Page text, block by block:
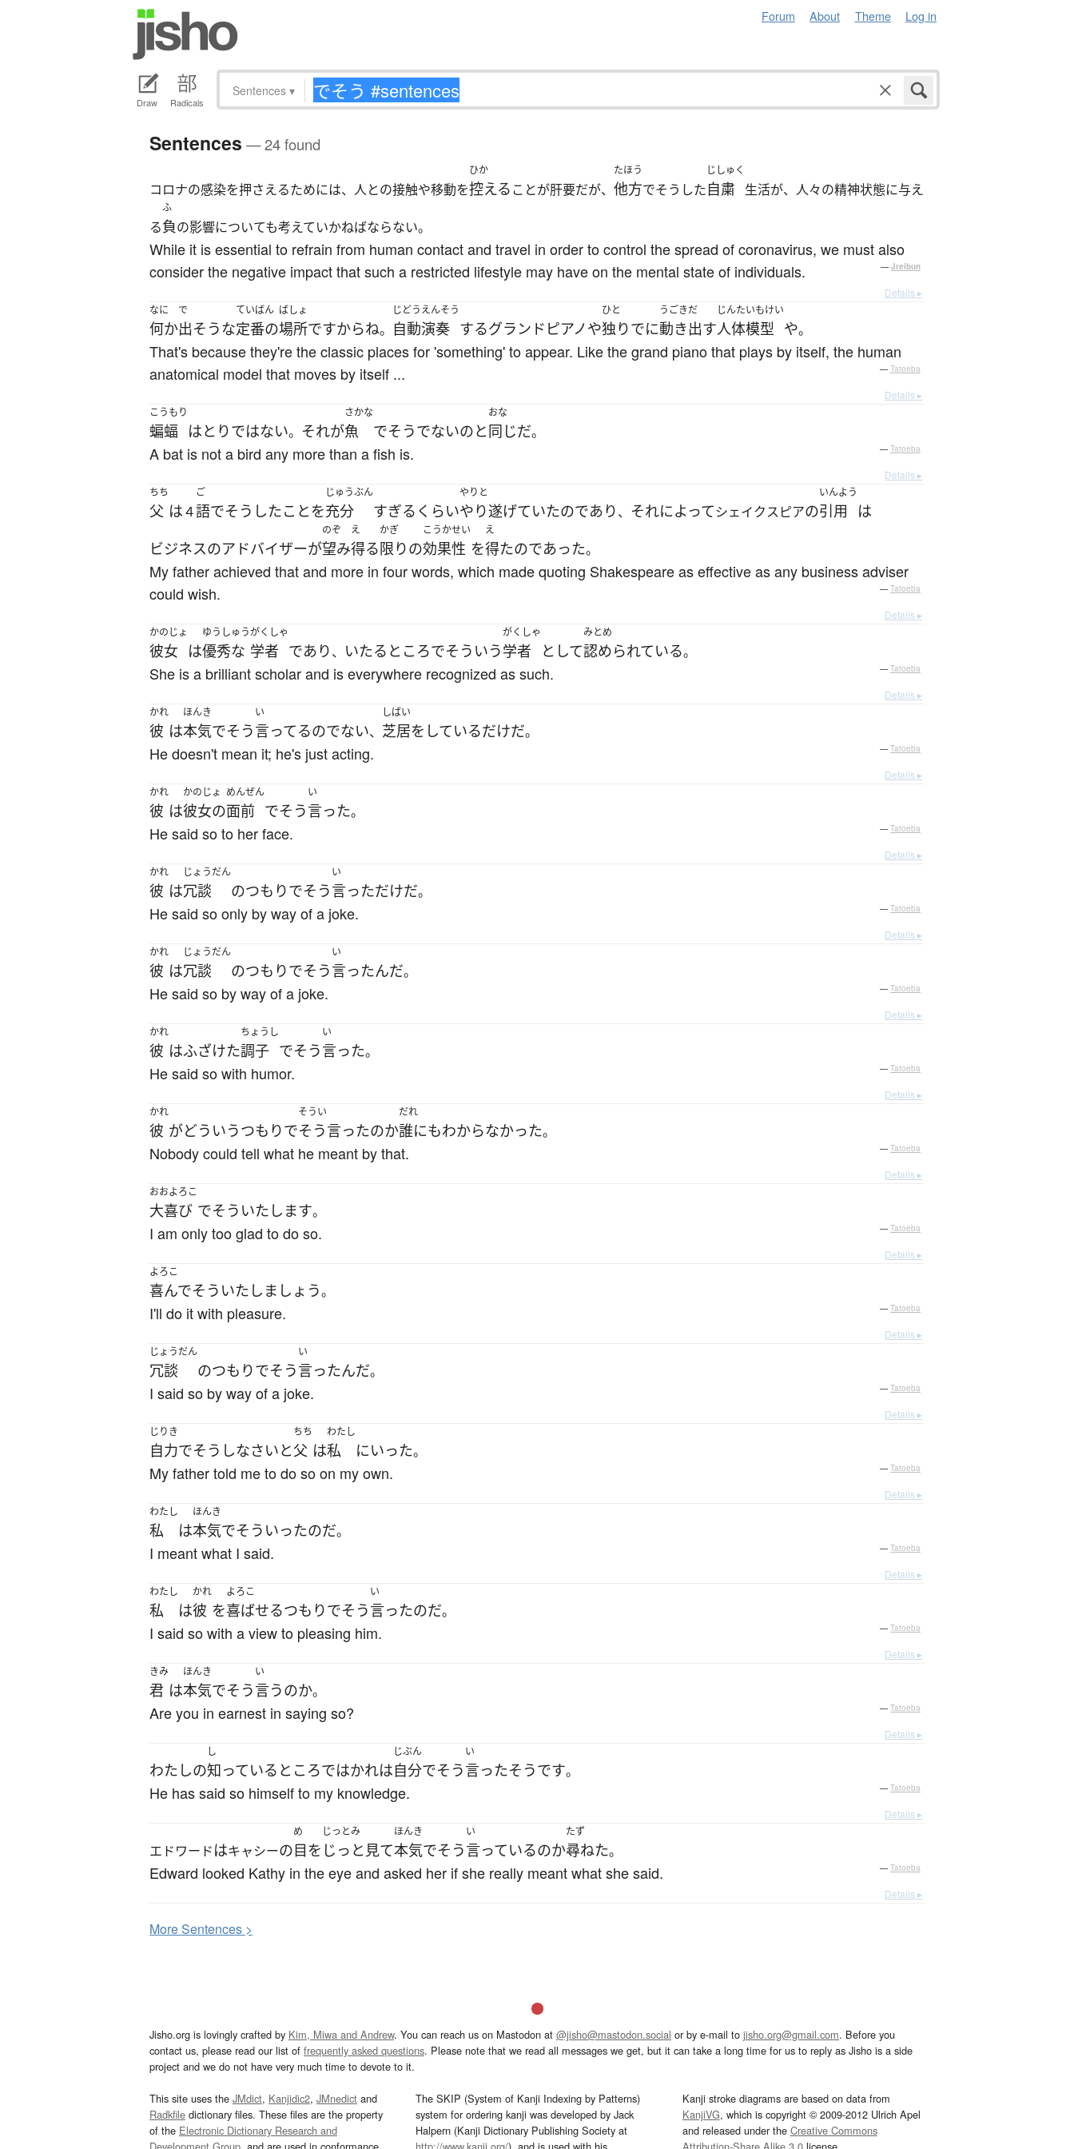
Forum About Theme Log in
Draw Radicals
Sentences ▾
Sentences — 24 found
コロナの感染を押さえるためには、人との接触や移動を
ひか
控えることが肝要だが、
たほう
他方でそうした
じしゅく
自粛 生活が、人々の精神状態に与え
る
ふ
負の影響についても考えていかねばならない。
While it is essential to refrain from human contact and travel in order to control the spread of coronavirus, we must also
consider the negative impact that such a restricted lifestyle may have on the mental state of individuals.
— Jreibun
Details ▸
なに
何か
で
出そうな
ていばん
定番の
ばしょ
場所ですからね。
じどう
自動
えんそう
演奏 するグランドピアノや
ひと
独りでに
うごきだ
動き出す
じんたいもけい
人体模型 や。
That's because they're the classic places for 'something' to appear. Like the grand piano that plays by itself, the human
anatomical model that moves by itself ...
— Tatoeba
Details ▸
こうもり
蝙蝠 はとりではない。 それが
さかな
魚 でそうでないのと
おな
同じだ。
A bat is not a bird any more than a fish is. — Tatoeba
Details ▸
ちち
父 は４
ご
語でそうしたことを
じゅうぶん
充分 すぎる くらい
やりと
やり遂げていたのであり、 それによってシェイクスピアの
いんよう
引用
は
ビジネスのアドバイザーが
のぞ
望み
え
得る
かぎ
限りの
こうか
効果
せい
性 を
え
得たのであった。
My father achieved that and more in four words, which made quoting Shakespeare as effective as any business adviser
could wish.
— Tatoeba
Details ▸
かのじょ
彼女 は
ゆうしゅう
優秀な
がくしゃ
学者 であり、 いたるところでそういう
がくしゃ
学者 として
みとめ
認められている。
She is a brilliant scholar and is everywhere recognized as such. — Tatoeba
Details ▸
かれ
彼 は
ほんき
本気でそう
い
言ってるのでない、
しばい
芝居を しているだけだ。
He doesn't mean it; he's just acting. — Tatoeba
Details ▸
かれ
彼 は
かのじょ
彼女の
めんぜん
面前 でそう
い
言った。
He said so to her face. — Tatoeba
Details ▸
かれ
彼 は
じょうだん
冗談 のつもりでそう
い
言っただけだ。
He said so only by way of a joke. — Tatoeba
Details ▸
かれ
彼 は
じょうだん
冗談 のつもりでそう
い
言ったんだ。
He said so by way of a joke. — Tatoeba
Details ▸
かれ
彼 はふざけた
ちょうし
調子 でそう
い
言った。
He said so with humor. — Tatoeba
Details ▸
かれ
彼 がどういうつもりで
そうい
そう言ったのか
だれ
誰にもわからなかった。
Nobody could tell what he meant by that. — Tatoeba
Details ▸
おおよろこ
大喜び でそう いたします。
I am only too glad to do so. — Tatoeba
Details ▸
よろこ
喜んでそう いたしましょう。
I'll do it with pleasure. — Tatoeba
Details ▸
じょうだん
冗談 のつもりでそう
い
言ったんだ。
I said so by way of a joke. — Tatoeba
Details ▸
じりき
自力でそうしなさいと
ちち
父 は
わたし
私 にいった。
My father told me to do so on my own. — Tatoeba
Details ▸
わたし
私 は
ほんき
本気でそういったのだ。
I meant what I said. — Tatoeba
Details ▸
わたし
私 は
かれ
彼 を
よろこ
喜ばせるつもりでそう
い
言ったのだ。
I said so with a view to pleasing him. — Tatoeba
Details ▸
きみ
君 は
ほんき
本気でそう
い
言うのか。
Are you in earnest in saying so? — Tatoeba
Details ▸
わたしの
し
知っている ところではかれは
じぶん
自分でそう
い
言ったそうです。
He has said so himself to my knowledge. — Tatoeba
Details ▸
エドワードはキャシーの
め
目 を
じっとみ
じっと見て
ほんき
本気でそう
い
言っているのか
たず
尋ねた。
Edward looked Kathy in the eye and asked her if she really meant what she said. — Tatoeba
Details ▸
MoreSentences >
Jisho.org is lovingly crafted by Kim, Miwa and Andrew. You can reach us on Mastodon at @jisho@mastodon.social or by e-mail to jisho.org@gmail.com. Before you
contact us, please read our list of frequently asked questions. Please note that we read all messages we get, but it can take a long time for us to reply as Jisho is a side
project and we do not have very much time to devote to it.
This site uses the JMdict, Kanjidic2, JMnedict and
Radkfile dictionary files. These files are the property
of the Electronic Dictionary Research and
The SKIP (System of Kanji Indexing by Patterns)
system for ordering kanji was developed by Jack
Halpern (Kanji Dictionary Publishing Society at
Kanji stroke diagrams are based on data from
KanjiVG, which is copyright © 2009-2012 Ulrich Apel
and released under the Creative Commons